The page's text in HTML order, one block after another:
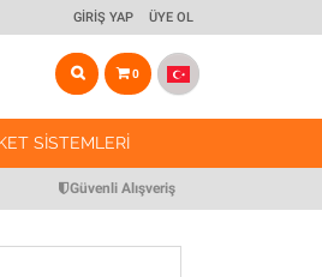
GIRIŞ YAP ÜYE OL
0
SISTEMLERI
SISTEMLERI
Güvenli Alışveriş